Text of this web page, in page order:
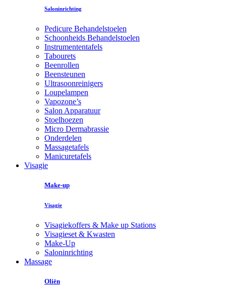
Saloninrichting
Pedicure Behandelstoelen
Schoonheids Behandelstoelen
Instrumententafels
Tabourets
Beenrollen
Beensteunen
Ultrasoonreinigers
Loupelampen
Vapozone’s
Salon Apparatuur
Stoelhoezen
Micro Dermabrassie
Onderdelen
Massagetafels
Manicuretafels
Visagie
Make-up
Visagie
Visagiekoffers & Make up Stations
Visagieset & Kwasten
Make-Up
Saloninrichting
Massage
Oliën